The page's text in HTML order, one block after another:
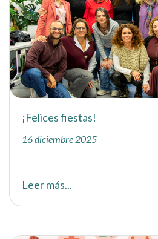
¡Felices fiestas!
16 diciembre 2025
Leer más...